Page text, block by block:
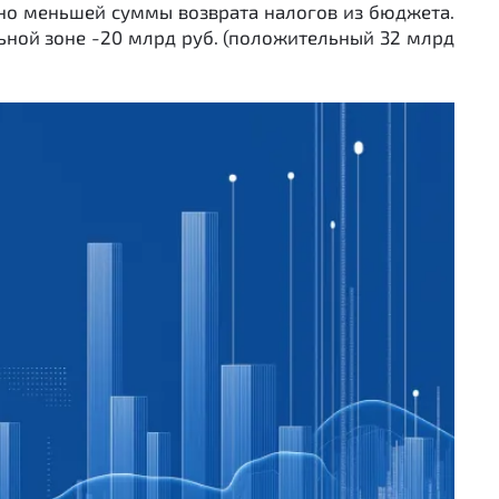
меньшей суммы возврата налогов из бюджета.
зоне -20 млрд руб. (положительный 32 млрд